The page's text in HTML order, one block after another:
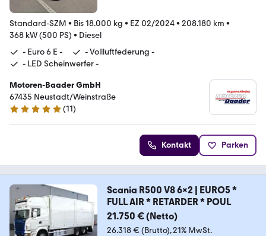
Standard-SZM • Bis 18.000 kg • EZ 02/2024• 208.180 km •
368 kW (500 PS) • Diesel
- Euro 6 E -
- Vollluftfederung -
- LED Scheinwerfer -
Motoren-Baader GmbH
67435 Neustadt/Weinstraße
5 Sterne
(11)
Kontakt Parken
Scania R500 V8 6x2 | EURO5 *
FULL AIR * RETARDER * POUL
21.750 € (Netto)
26.318 € (Brutto) 21% MwSt.